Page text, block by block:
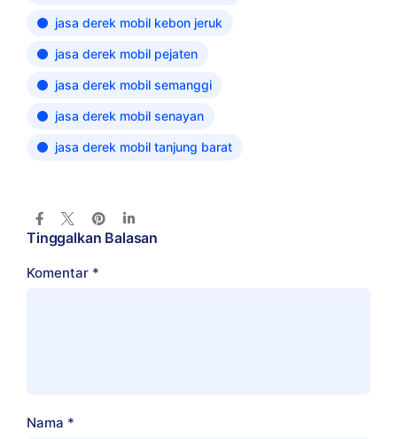
jasa derek mobil kebon jeruk
jasa derek mobil pejaten
jasa derek mobil semanggi
jasa derek mobil senayan
jasa derek mobil tanjung barat
Tinggalkan Balasan
Komentar *
Nama *